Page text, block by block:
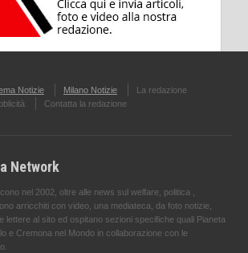
Notizie Milano Notizie
La redazione
Contatta la redazione
Network
nel 2002, oltre alle news sul welfare, politica ,
arricchiti con video, una mediateca, da foto notizie,
lettere al sito ed ospitano sezioni specifiche quali Pianeta
e Cremona nel Mondo in collaborazione con le